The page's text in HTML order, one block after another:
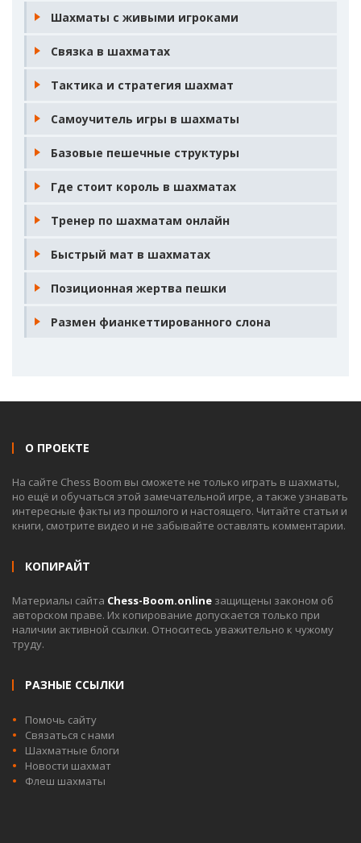
Шахматы с живыми игроками
Связка в шахматах
Тактика и стратегия шахмат
Самоучитель игры в шахматы
Базовые пешечные структуры
Где стоит король в шахматах
Тренер по шахматам онлайн
Быстрый мат в шахматах
Позиционная жертва пешки
Размен фианкеттированного слона
О ПРОЕКТЕ
На сайте Chess Boom вы сможете не только играть в шахматы,
но ещё и обучаться этой замечательной игре, а также узнавать
интересные факты из прошлого и настоящего. Читайте статьи и
книги, смотрите видео и не забывайте оставлять комментарии.
КОПИРАЙТ
Материалы сайта Chess-Boom.online защищены законом об
авторском праве. Их копирование допускается только при
наличии активной ссылки. Относитесь уважительно к чужому
труду.
РАЗНЫЕ ССЫЛКИ
Помочь сайту
Связаться с нами
Шахматные блоги
Новости шахмат
Флеш шахматы